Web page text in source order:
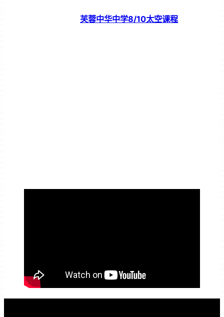
芙蓉中华中学8/10太空课程